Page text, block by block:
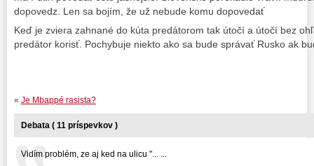
dopovedz. Len sa bojím, že už nebude komu dopovedať
Keď je zviera zahnané do kúta predátorom tak útočí a útočí bez
predátor korisť. Pochybuje niekto ako sa bude správať Rusko ak
« Je Mbappé rasista?
Debata ( 11 príspevkov )
Vidím problém, ze aj ked na ulicu "... ...